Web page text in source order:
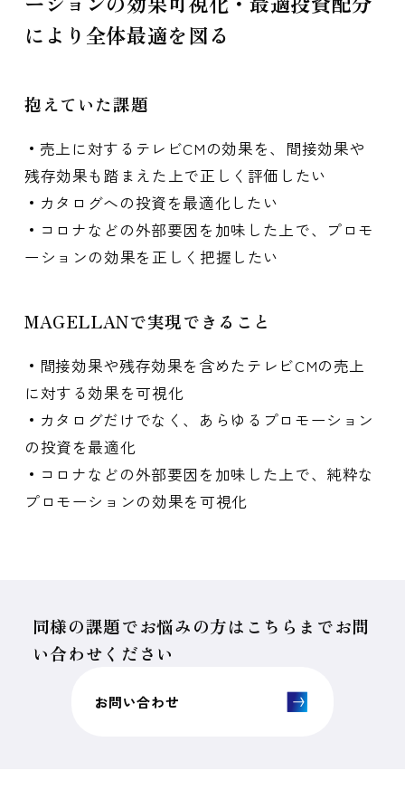
により全体最適を図る
抱えていた課題
売上に対するテレビCMの効果を、間接効果や
残存効果も踏まえた上で正しく評価したい
カタログへの投資を最適化したい
コロナなどの外部要因を加味した上で、プロモ
ーションの効果を正しく把握したい
MAGELLANで実現できること
間接効果や残存効果を含めたテレビCMの売上
に対する効果を可視化
カタログだけでなく、あらゆるプロモーション
の投資を最適化
コロナなどの外部要因を加味した上で、純粋な
プロモーションの効果を可視化
同様の課題でお悩みの方はこちらまでお問
い合わせください
お問い合わせ